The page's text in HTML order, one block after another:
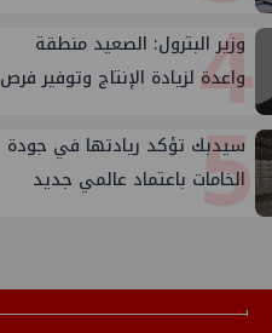
4
وزير البترول: الصعيد منطقة
واعدة لزيادة الإنتاج وتوفير فرص
5
سيدبك تؤكد ريادتها في جودة
الخامات باعتماد عالمي جديد